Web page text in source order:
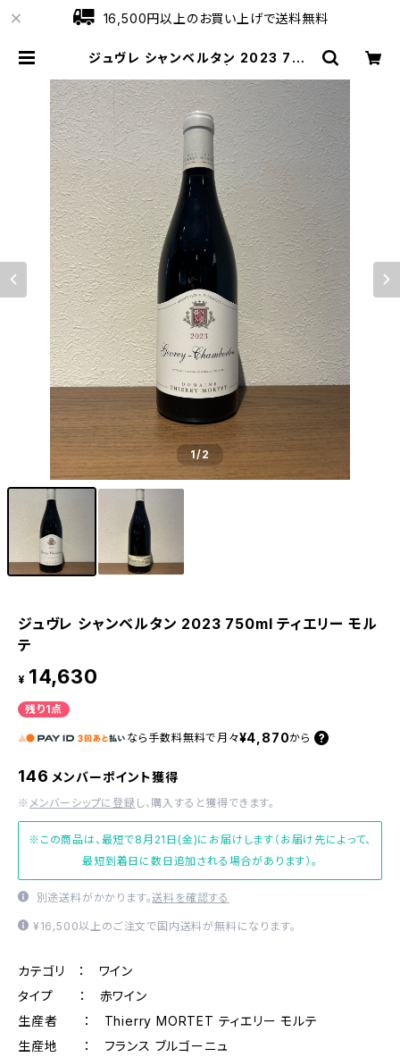
16,500円以上のお買い上げで送料無料
ジュヴレ シャンベルタン 2023 750
プローブ
1/2
ジュヴレ シャンベルタン 2023 750ml ティエリー モル
テ
¥ 14,630
残り1点
なら 手数料無料で 月々¥4,870から
146 メンバーポイント獲得
※ メンバーシップに登録 し、購入すると獲得できます。
※この商品は、最短で8月21日(金)にお届けします（お届け先によって、
最短到着日に数日追加される場合があります）。
別途送料がかかります。送料を確認する
¥16,500以上のご注文で国内送料が無料になります。
カテゴリ ： ワイン
タイプ ： 赤ワイン
生産者 ： Thierry MORTET ティエリー モルテ
生産地 ： フランス ブルゴーニュ